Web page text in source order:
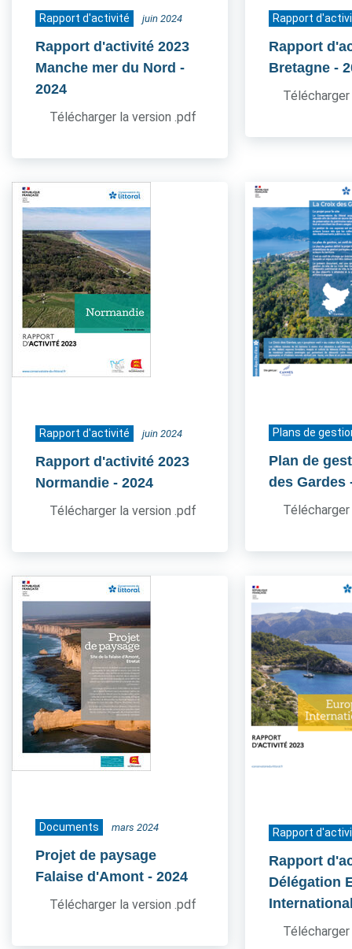
Rapport d'activité juin 2024
Rapport d'activité 2023
Manche mer du Nord -
2024
Télécharger la version .pdf
Rapport
Rapport
Bretagne -
Rapport d'activité juin 2024
Rapport d'activité 2023
Normandie - 2024
Télécharger la version .pdf
Plans de
Plan de
des Gardes
Documents mars 2024
Projet de paysage
Falaise d'Amont - 2024
Télécharger la version .pdf
Rapport
Rapport
Délégation